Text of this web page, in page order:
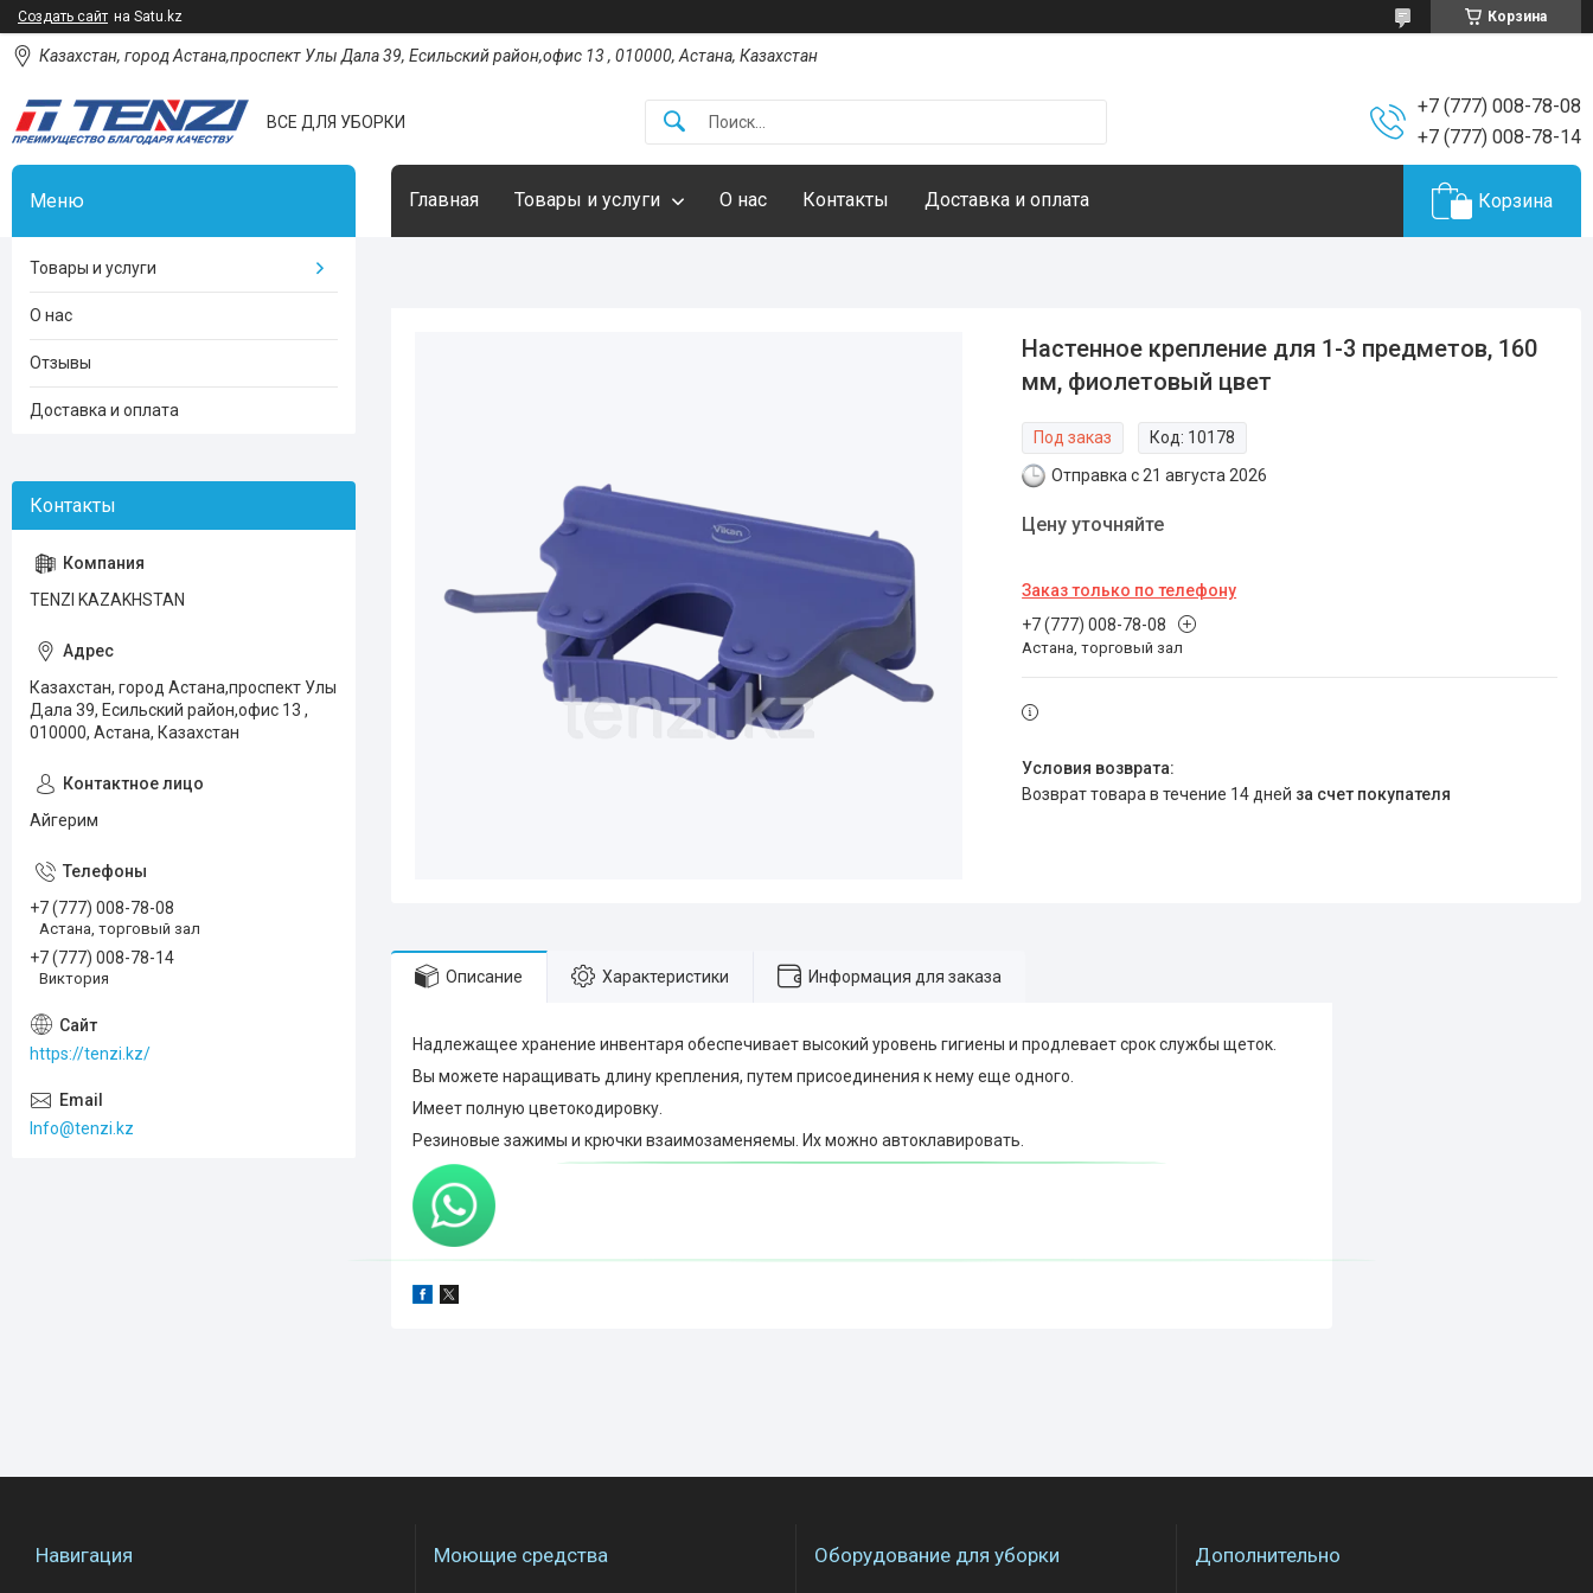
Создать сайт на Satu.kz Корзина
Казахстан, город Астана,проспект Улы Дала 39, Есильский район,офис 13 , 010000, Астана, Казахстан
ВСЕ ДЛЯ УБОРКИ
+7 (777) 008-78-08
+7 (777) 008-78-14
Главная Товары и услуги О нас Контакты Доставка и оплата Корзина
Настенное крепление для 1-3 предметов, 160
мм, фиолетовый цвет
Под заказ Код: 10178
Отправка с 21 августа 2026
Цену уточняйте
Заказ только по телефону
+7 (777) 008-78-08
Астана, торговый зал
возврат товара в течение 14 дней за счет покупателя
Описание Характеристики Информация для заказа
Надлежащее хранение инвентаря обеспечивает высокий уровень гигиены и продлевает срок службы щеток.
Вы можете наращивать длину крепления, путем присоединения к нему еще одного.
Имеет полную цветокодировку.
Резиновые зажимы и крючки взаимозаменяемы. Их можно автоклавировать.
Товары и услуги
О нас
Отзывы
Доставка и оплата
TENZI KAZAKHSTAN
Казахстан, город Астана,проспект Улы
Дала 39, Есильский район,офис 13 ,
010000, Астана, Казахстан
Айгерим
+7 (777) 008-78-08
Астана, торговый зал
+7 (777) 008-78-14
Виктория
https://tenzi.kz/
Info@tenzi.kz
Навигация Моющие средства Оборудование для уборки Дополнительно